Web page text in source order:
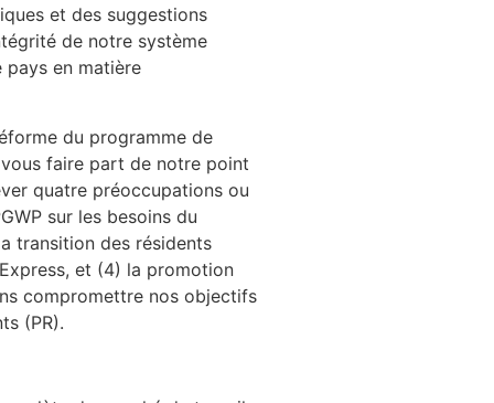
et des suggestions
de notre système
en matière
du programme de
faire part de notre point
quatre préoccupations ou
sur les besoins du
transition des résidents
et (4) la promotion
compromettre nos objectifs
(PR).